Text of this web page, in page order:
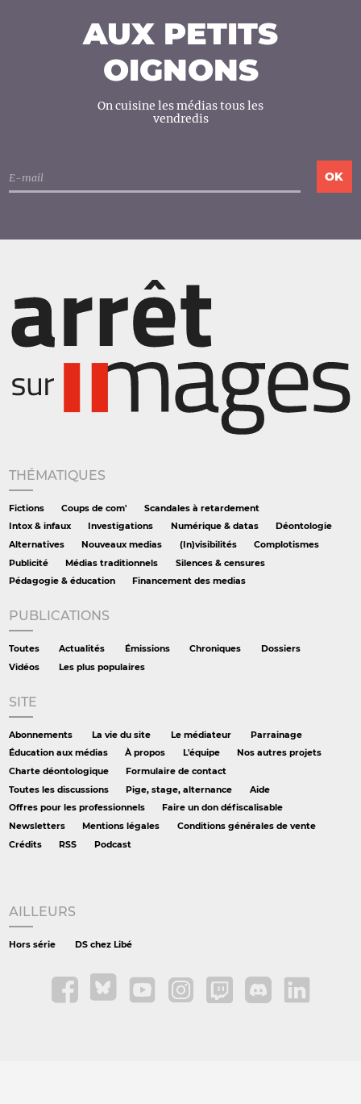
AUX PETITS
OIGNONS
On cuisine les médias tous les
vendredis
THÉMATIQUES
Fictions Coups de com'
Scandales à retardement
Intox & infaux
Investigations Numérique & datas
Déontologie
Alternatives
Nouveaux medias (In)visibilités
Complotismes
Publicité
Médias traditionnels
Silences & censures
Pédagogie & éducation
Financement des medias
PUBLICATIONS
Toutes Actualités Émissions Chroniques
Dossiers
Vidéos
Les plus populaires
SITE
Abonnements La vie du site Le médiateur
Parrainage
Éducation aux médias
À propos L'équipe
Nos autres projets
Charte déontologique
Formulaire de contact
Toutes les discussions
Pige, stage, alternance
Aide
Offres pour les professionnels
Faire un don défiscalisable
Newsletters
Mentions légales
Conditions générales de vente
Crédits
RSS Podcast
AILLEURS
Hors série DS chez Libé